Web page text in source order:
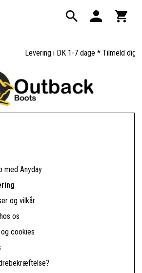
Levering i DK 1-7 dage * Tilmeld dig
med Anyday
og vilkår
os
cookies